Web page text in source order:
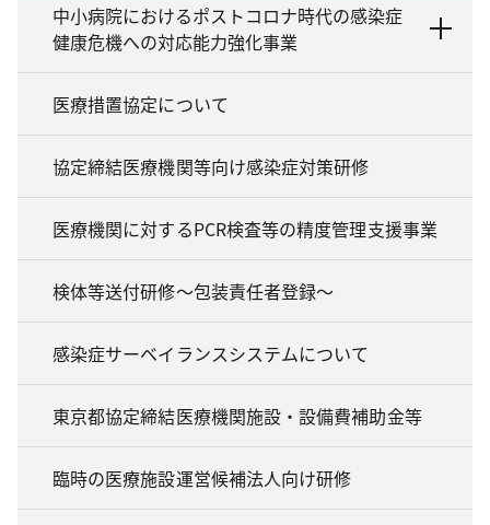
中小病院におけるポストコロナ時代の感染症
健康危機への対応能力強化事業
医療措置協定について
協定締結医療機関等向け感染症対策研修
医療機関に対するPCR検査等の精度管理支援事業
検体等送付研修～包装責任者登録～
感染症サーベイランスシステムについて
東京都協定締結医療機関施設・設備費補助金等
臨時の医療施設運営候補法人向け研修